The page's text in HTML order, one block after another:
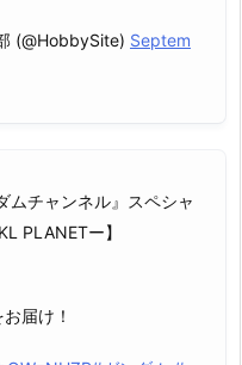
(@HobbySite) Septem
ムチャンネル』スペシャ
PLANETー】
届け！